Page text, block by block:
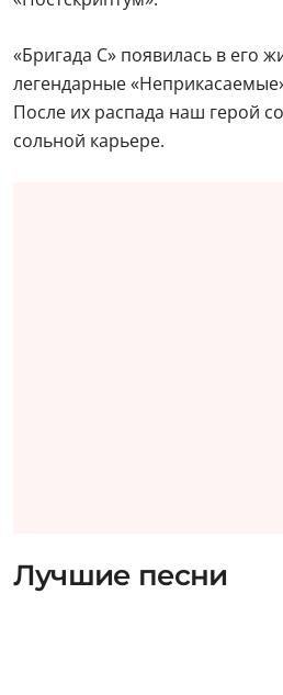
«Бригада С» появилась в его
легендарные
После их распада наш герой
сольной карьере.
Лучшие песни